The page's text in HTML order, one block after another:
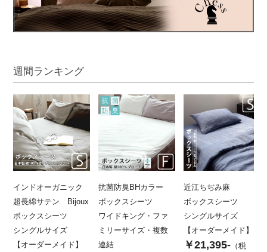
週間ランキング
インドオーガニック
超長綿サテン Bijoux
ボックスシーツ
シングルサイズ
【オーダーメイド】
抗菌防臭BHカラー
ボックスシーツ
ワイドキング・ファ
ミリーサイズ・複数
連結
近江ちぢみ麻
ボックスシーツ
シングルサイズ
【オーダーメイド】
￥21,395- （税